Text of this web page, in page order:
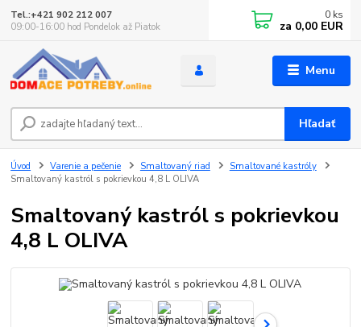
Menu
Hľadať
Tel.:+421 902 212 007
09:00-16:00 hod Pondelok až Piatok
0 ks
za 0,00 EUR
Úvod Varenie a pečenie Smaltovaný riad
Smaltované kastróly
Smaltovaný kastról s pokrievkou 4,8 L OLIVA
Smaltovaný kastról s pokrievkou
4,8 L OLIVA